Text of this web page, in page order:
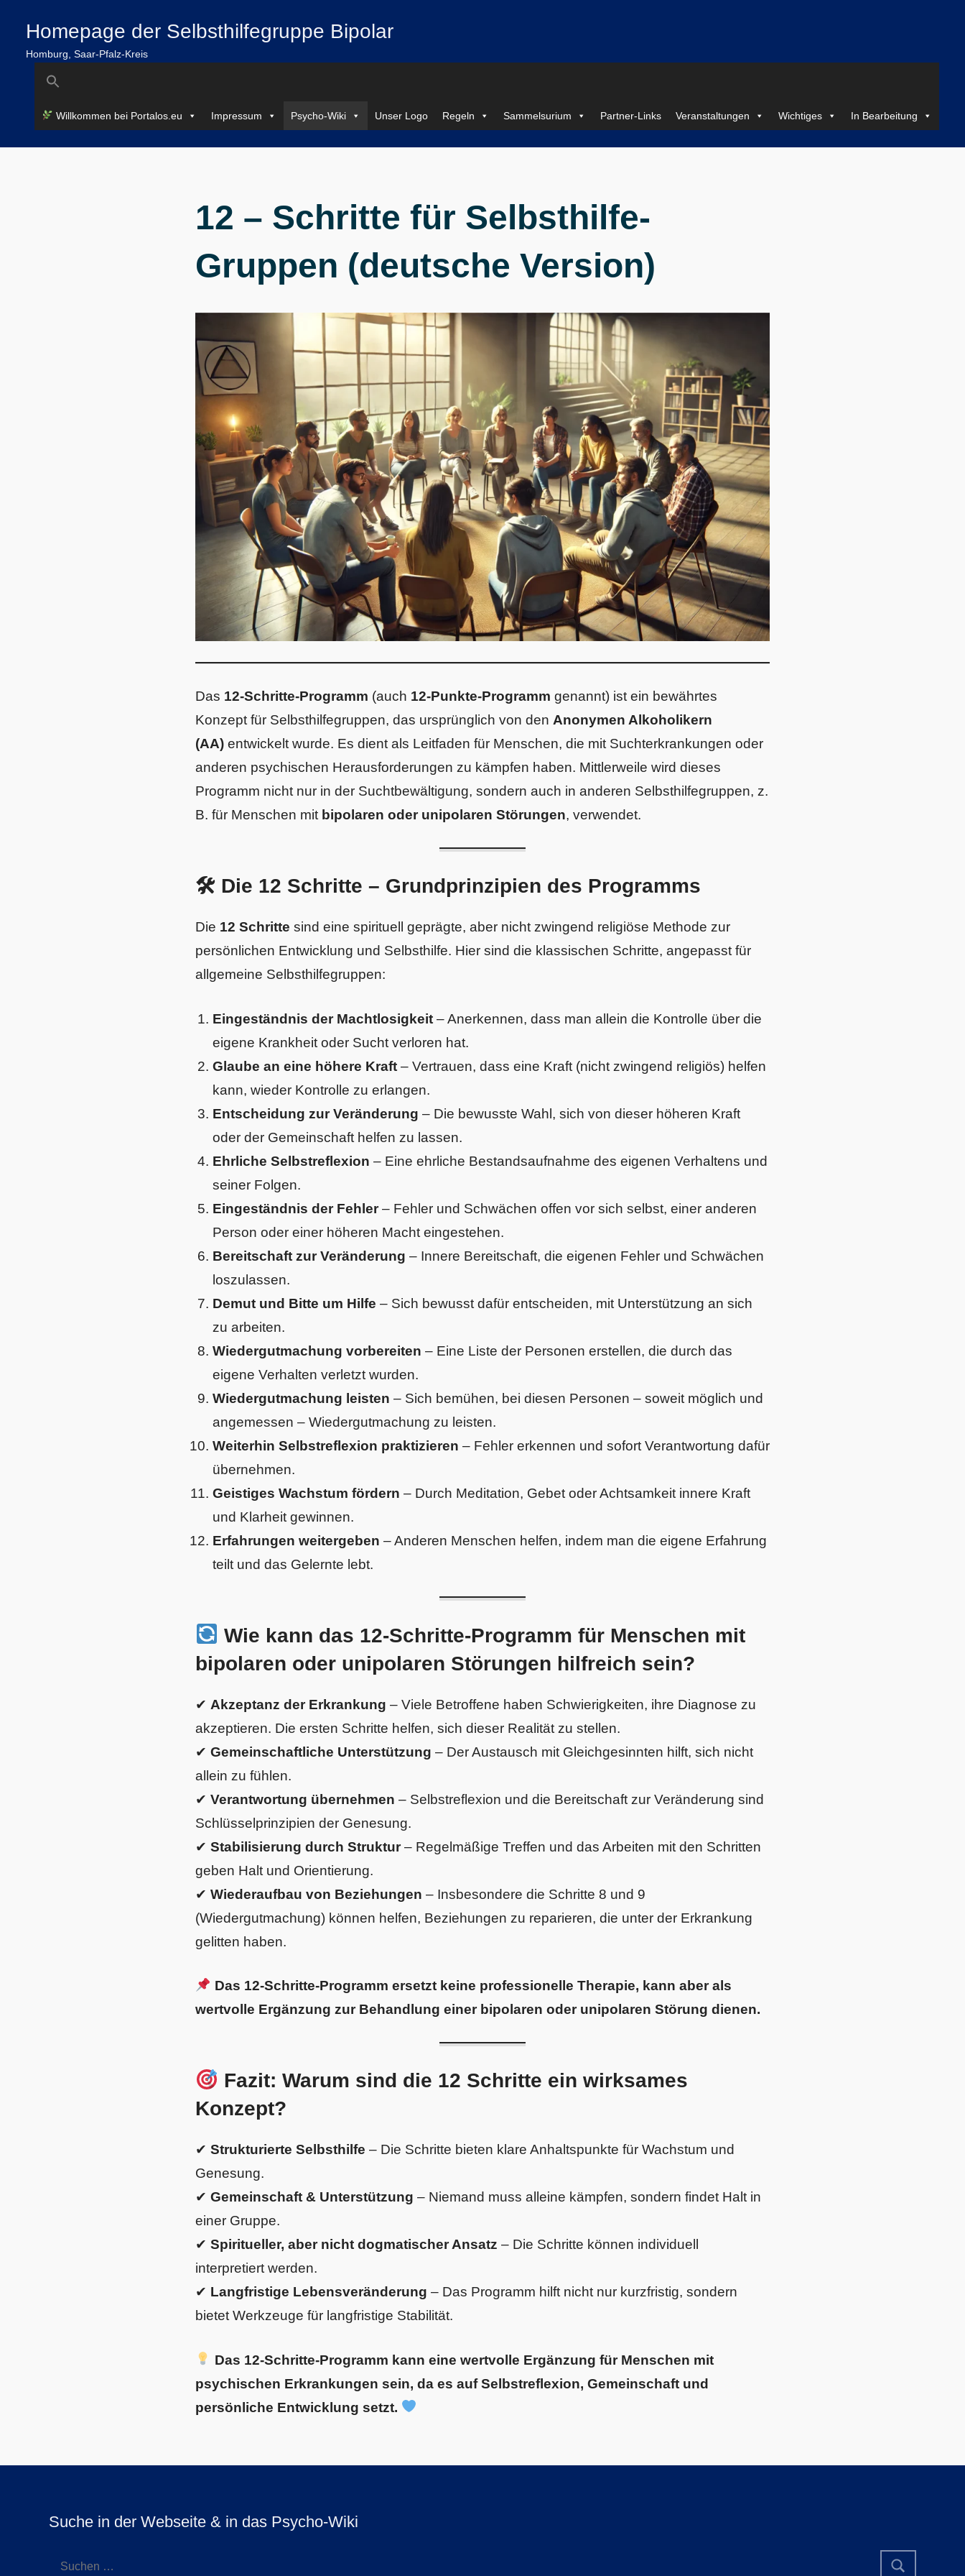
springen
Homepage der Selbsthilfegruppe Bipolar
Homburg, Saar-Pfalz-Kreis
Search
for:
Willkommen bei Portalos.eu Impressum Psycho-Wiki Unser Logo Regeln Sammelsurium Partner-Links Veranstaltungen Wichtiges In Bearbeitung
12 – Schritte für Selbsthilfe-
Gruppen (deutsche Version)
Das 12-Schritte-Programm (auch 12-Punkte-Programm genannt) ist ein bewährtes
Konzept für Selbsthilfegruppen, das ursprünglich von den Anonymen Alkoholikern
(AA) entwickelt wurde. Es dient als Leitfaden für Menschen, die mit Suchterkrankungen oder
anderen psychischen Herausforderungen zu kämpfen haben. Mittlerweile wird dieses
Programm nicht nur in der Suchtbewältigung, sondern auch in anderen Selbsthilfegruppen, z.
B. für Menschen mit bipolaren oder unipolaren Störungen, verwendet.
🛠 Die 12 Schritte – Grundprinzipien des Programms
Die 12 Schritte sind eine spirituell geprägte, aber nicht zwingend religiöse Methode zur
persönlichen Entwicklung und Selbsthilfe. Hier sind die klassischen Schritte, angepasst für
allgemeine Selbsthilfegruppen:
Eingeständnis der Machtlosigkeit– Anerkennen, dass man allein die Kontrolle über die
eigene Krankheit oder Sucht verloren hat.
Glaube an eine höhere Kraft– Vertrauen, dass eine Kraft (nicht zwingend religiös) helfen
kann, wieder Kontrolle zu erlangen.
Entscheidung zur Veränderung – Die bewusste Wahl, sich von dieser höheren Kraft
oder der Gemeinschaft helfen zu lassen.
Ehrliche Selbstreflexion – Eine ehrliche Bestandsaufnahme des eigenen Verhaltens und
seiner Folgen.
Eingeständnis der Fehler– Fehler und Schwächen offen vor sich selbst, einer anderen
Person oder einer höheren Macht eingestehen.
Bereitschaft zur Veränderung – Innere Bereitschaft, die eigenen Fehler und Schwächen
loszulassen.
Demut und Bitte um Hilfe – Sich bewusst dafür entscheiden, mit Unterstützung an sich
zu arbeiten.
Wiedergutmachung vorbereiten – Eine Liste der Personen erstellen, die durch das
eigene Verhalten verletzt wurden.
Wiedergutmachung leisten – Sich bemühen, bei diesen Personen – soweit möglich und
angemessen – Wiedergutmachung zu leisten.
Weiterhin Selbstreflexion praktizieren – Fehler erkennen und sofort Verantwortung dafür
übernehmen.
Geistiges Wachstum fördern – Durch Meditation, Gebet oder Achtsamkeit innere Kraft
und Klarheit gewinnen.
Erfahrungen weitergeben – Anderen Menschen helfen, indem man die eigene Erfahrung
teilt und das Gelernte lebt.
Wie kann das 12-Schritte-Programm für Menschen mit
bipolaren oder unipolaren Störungen hilfreich sein?
✔ Akzeptanz der Erkrankung – Viele Betroffene haben Schwierigkeiten, ihre Diagnose zu
akzeptieren. Die ersten Schritte helfen, sich dieser Realität zu stellen.
✔ Gemeinschaftliche Unterstützung – Der Austausch mit Gleichgesinnten hilft, sich nicht
allein zu fühlen.
✔ Verantwortung übernehmen – Selbstreflexion und die Bereitschaft zur Veränderung sind
Schlüsselprinzipien der Genesung.
✔ Stabilisierung durch Struktur– Regelmäßige Treffen und das Arbeiten mit den Schritten
geben Halt und Orientierung.
✔ Wiederaufbau von Beziehungen – Insbesondere die Schritte 8 und 9
(Wiedergutmachung) können helfen, Beziehungen zu reparieren, die unter der Erkrankung
gelitten haben.
Das 12-Schritte-Programm ersetzt keine professionelle Therapie, kann aber als
wertvolle Ergänzung zur Behandlung einer bipolaren oder unipolaren Störung dienen.
Fazit: Warum sind die 12 Schritte ein wirksames
Konzept?
✔ Strukturierte Selbsthilfe – Die Schritte bieten klare Anhaltspunkte für Wachstum und
Genesung.
✔ Gemeinschaft & Unterstützung – Niemand muss alleine kämpfen, sondern findet Halt in
einer Gruppe.
✔ Spiritueller, aber nicht dogmatischer Ansatz – Die Schritte können individuell
interpretiert werden.
✔ Langfristige Lebensveränderung – Das Programm hilft nicht nur kurzfristig, sondern
bietet Werkzeuge für langfristige Stabilität.
Das 12-Schritte-Programm kann eine wertvolle Ergänzung für Menschen mit
psychischen Erkrankungen sein, da es auf Selbstreflexion, Gemeinschaft und
persönliche Entwicklung setzt.
Suche in der Webseite & in das Psycho-Wiki